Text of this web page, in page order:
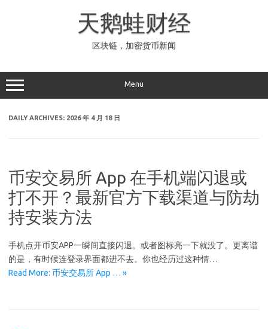
天鹅蛙财经
区块链，加密货币新闻
Menu
DAILY ARCHIVES: 2026 年 4 月 18 日
币安交易所 App 在手机端闪退或
打不开？最新官方下载渠道与防劫
持安装方法
手机点开币安APP一瞬间直接闪退。或者图标亮一下就没了。更离谱
的是，有时候连登录界面都进不去。你也经历过这种情…
Read More: 币安交易所 App … »